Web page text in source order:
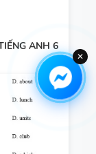
ANH 6
✕